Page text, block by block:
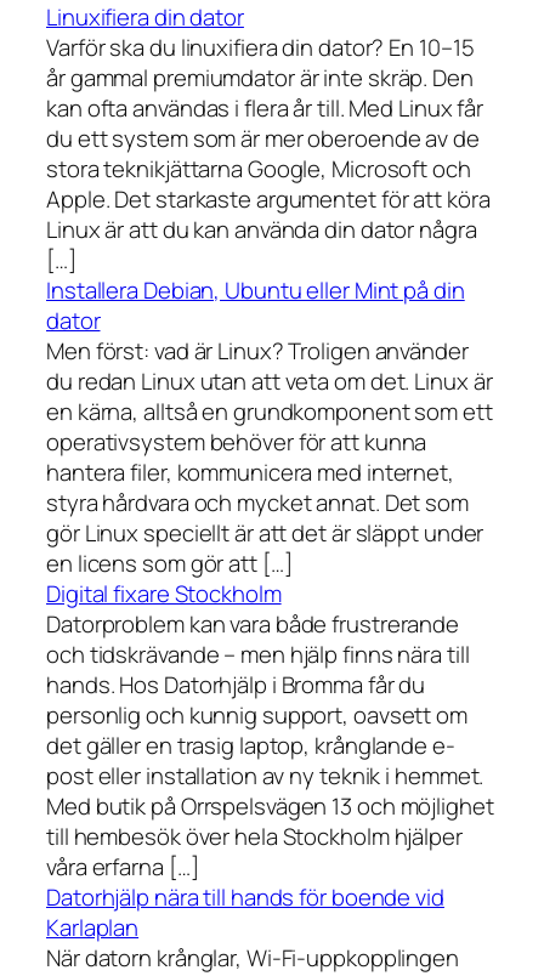
Linuxifiera din dator
Varför ska du linuxifiera din dator? En 10–15
år gammal premiumdator är inte skräp. Den
kan ofta användas i flera år till. Med Linux får
du ett system som är mer oberoende av de
stora teknikjättarna Google, Microsoft och
Apple. Det starkaste argumentet för att köra
Linux är att du kan använda din dator några
[…]
Installera Debian, Ubuntu eller Mint på din
dator
Men först: vad är Linux? Troligen använder
du redan Linux utan att veta om det. Linux är
en kärna, alltså en grundkomponent som ett
operativsystem behöver för att kunna
hantera filer, kommunicera med internet,
styra hårdvara och mycket annat. Det som
gör Linux speciellt är att det är släppt under
en licens som gör att […]
Digital fixare Stockholm
Datorproblem kan vara både frustrerande
och tidskrävande – men hjälp finns nära till
hands. Hos Datorhjälp i Bromma får du
personlig och kunnig support, oavsett om
det gäller en trasig laptop, krånglande e-
post eller installation av ny teknik i hemmet.
Med butik på Orrspelsvägen 13 och möjlighet
till hembesök över hela Stockholm hjälper
våra erfarna […]
Datorhjälp nära till hands för boende vid
Karlaplan
När datorn krånglar, Wi-Fi-uppkopplingen